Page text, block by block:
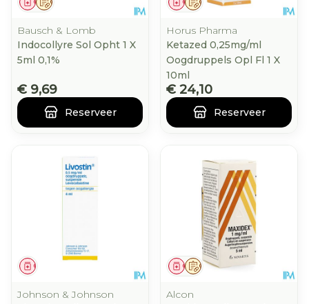
Bausch & Lomb
Indocollyre Sol Opht 1 X
5ml 0,1%
€ 9,69
Reserveer
Horus Pharma
Ketazed 0,25mg/ml
Oogdruppels Opl Fl 1 X
10ml
€ 24,10
Reserveer
Geneesmiddel
Johnson & Johnson
Op voorschrift
Geneesmiddel
Alcon